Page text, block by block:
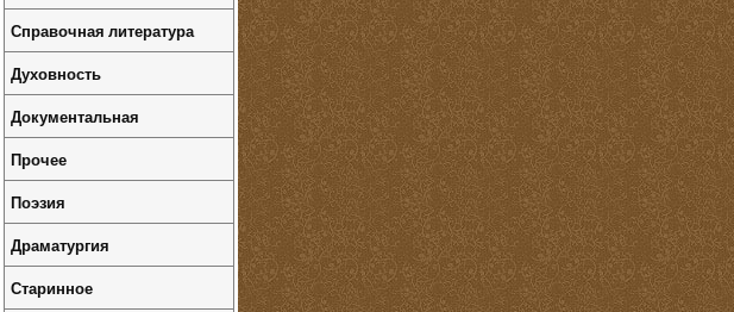
Справочная литература
Духовность
Документальная
Прочее
Поэзия
Драматургия
Старинное